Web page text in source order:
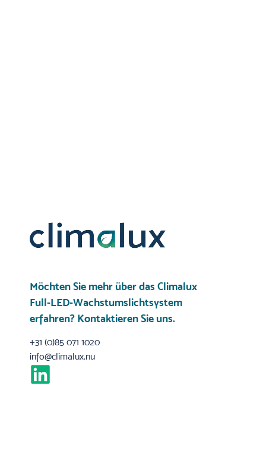
Möchten Sie mehr über das Climalux
Full-LED-Wachstumslichtsystem
erfahren? Kontaktieren Sie uns.
+31 (0)85 071 1020
info@climalux.nu